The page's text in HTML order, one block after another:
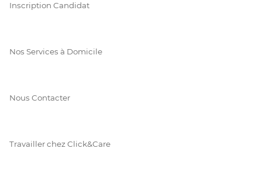
Inscription Candidat
Nos Services à Domicile
Nous Contacter
Travailler chez Click&Care